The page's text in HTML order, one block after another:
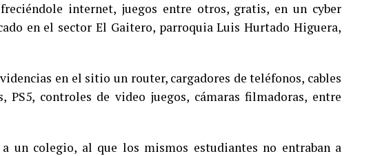
internet, juegos entre otros, gratis, en un cyber
en el sector El Gaitero, parroquia Luis Hurtado Higuera,
en el sitio un router, cargadores de teléfonos, cables
PS5, controles de video juegos, cámaras filmadoras, entre
un colegio, al que los mismos estudiantes no entraban a